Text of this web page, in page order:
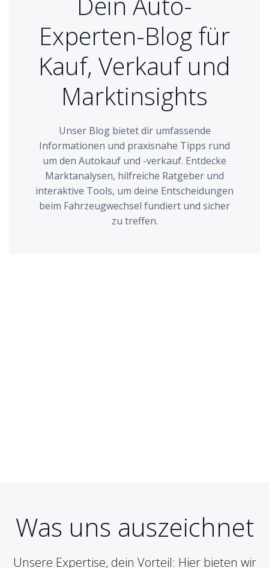
Experten-Blog für
Kauf, Verkauf und
Marktinsights
Unser Blog bietet dir umfassende
Informationen und praxisnahe Tipps rund
um den Autokauf und -verkauf. Entdecke
Marktanalysen, hilfreiche Ratgeber und
interaktive Tools, um deine Entscheidungen
beim Fahrzeugwechsel fundiert und sicher
zu treffen.
Was uns auszeichnet
Unsere Expertise, dein Vorteil: Hier bieten wir